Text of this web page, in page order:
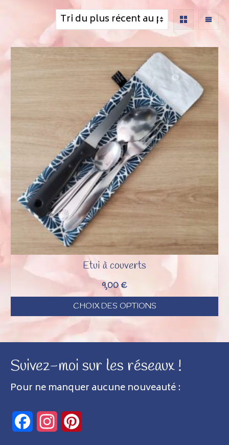
Etui à couverts
9,00€
CHOIX DES OPTIONS
Ce
produit
plusieurs
variations.
Suivez-moi sur les réseaux !
Pour ne manquer aucune nouveauté :
FacebookInstagram